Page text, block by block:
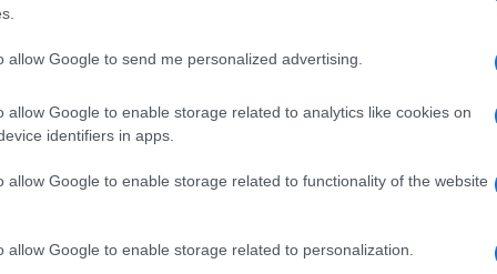
allow Google to send me personalized advertising.
allow Google to enable storage related to analytics like cookies on
identifiers in apps.
allow Google to enable storage related to functionality of the website
allow Google to enable storage related to personalization.
#anton danilov